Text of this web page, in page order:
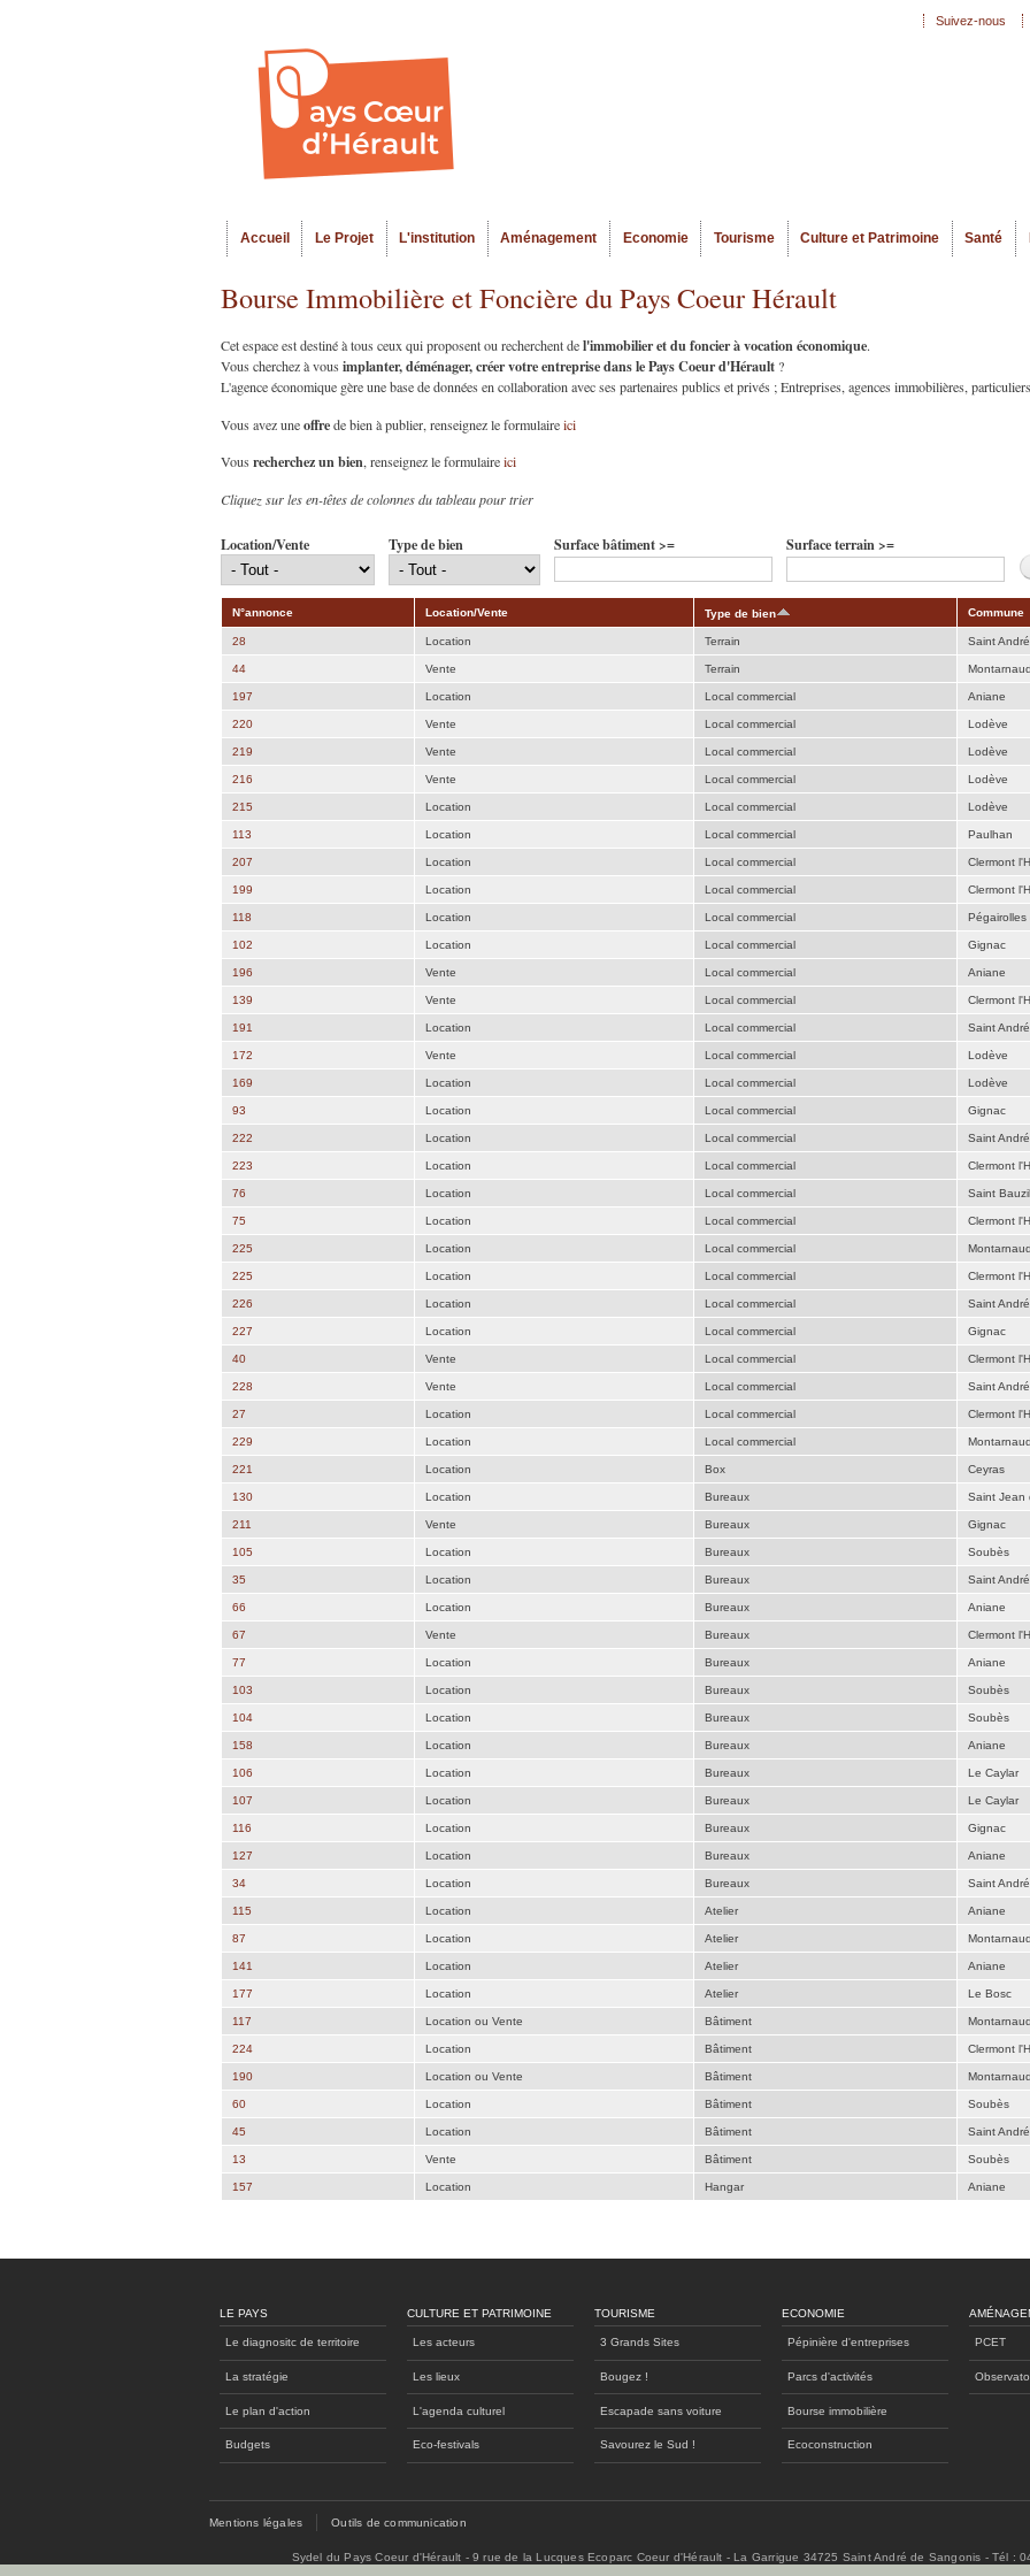
Menu principal
Accueil Le Projet L'institution Aménagement Economie Tourisme Culture et Patrimoine Santé
Suivez-nous
Bourse Immobilière et Foncière du Pays Coeur Hérault
Cet espace est destiné à tous ceux qui proposent ou recherchent del'immobilier et du foncier à vocation économique.
Vous cherchez à vous implanter, déménager, créer votre entreprise dans le Pays Coeur d'Hérault ?
L'agence économique gère une base de données en collaboration avec ses partenaires publics et privés ; Entreprises, agences immobilières,
Vous avez uneoffrede bien à publier, renseignez le formulaireici
Vous recherchez un bien, renseignez le formulaireici
Cliquez sur les en-têtes de colonnes du tableau pour trier
Location/Vente Type de bien Surface bâtiment >= Surface terrain >=
N°annonce Location/Vente Type de bien Commune
28 Location Terrain Saint
44 Vente Terrain Montarnaud
197 Location Local commercial Aniane
220 Vente Local commercial Lodève
219 Vente Local commercial Lodève
216 Vente Local commercial Lodève
215 Location Local commercial Lodève
113 Location Local commercial Paulhan
207 Location Local commercial Clermont
199 Location Local commercial Clermont
118 Location Local commercial Pégairolles
102 Location Local commercial Gignac
196 Vente Local commercial Aniane
139 Vente Local commercial Clermont
191 Location Local commercial Saint
172 Vente Local commercial Lodève
169 Location Local commercial Lodève
93 Location Local commercial Gignac
222 Location Local commercial Saint
223 Location Local commercial Clermont
76 Location Local commercial Saint
75 Location Local commercial Clermont
225 Location Local commercial Montarnaud
225 Location Local commercial Clermont
226 Location Local commercial Saint
227 Location Local commercial Gignac
40 Vente Local commercial Clermont
228 Vente Local commercial Saint
27 Location Local commercial Clermont
229 Location Local commercial Montarnaud
221 Location Box Ceyras
130 Location Bureaux Saint Jean
211 Vente Bureaux Gignac
105 Location Bureaux Soubès
35 Location Bureaux Saint
66 Location Bureaux Aniane
67 Vente Bureaux Clermont
77 Location Bureaux Aniane
103 Location Bureaux Soubès
104 Location Bureaux Soubès
158 Location Bureaux Aniane
106 Location Bureaux Le Caylar
107 Location Bureaux Le Caylar
116 Location Bureaux Gignac
127 Location Bureaux Aniane
34 Location Bureaux Saint
115 Location Atelier Aniane
87 Location Atelier Montarnaud
141 Location Atelier Aniane
177 Location Atelier Le Bosc
117 Location ou Vente Bâtiment Montarnaud
224 Location Bâtiment Clermont
190 Location ou Vente Bâtiment Montarnaud
60 Location Bâtiment Soubès
45 Location Bâtiment Saint
13 Vente Bâtiment Soubès
157 Location Hangar Aniane
LE PAYS
Le diagnositc de territoire
La stratégie
Le plan d'action
Budgets
CULTURE ET PATRIMOINE
Les acteurs
Les lieux
L'agenda culturel
Eco-festivals
TOURISME
3 Grands Sites
Bougez !
Escapade sans voiture
Savourez le Sud !
ECONOMIE
Pépinière d'entreprises
Parcs d'activités
Bourse immobilière
Ecoconstruction
PCET
Mentions légales Outils de communication
Sydel du Pays Coeur d'Hérault - 9 rue de la Lucques Ecoparc Coeur d'Hérault - La Garrigue 34725 Saint André de Sangonis - Tél :